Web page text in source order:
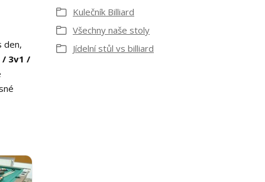
den,
3v1 /
Kulečník Billiard
Všechny naše stoly
Jídelní stůl vs billiard